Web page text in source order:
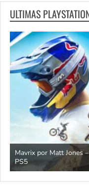
ULTIMAS
Mavrix por Matt Jones
PS5